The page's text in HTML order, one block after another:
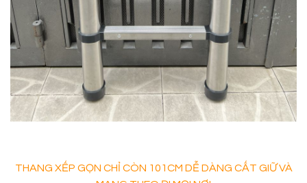
THANG XẾP GỌN CHỈ CÒN 101CM DỄ DÀNG CẤT GIỮ VÀ